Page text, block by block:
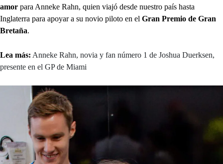
amor para Anneke Rahn, quien viajó desde nuestro país hasta
Inglaterra para apoyar a su novio piloto en el Gran Premio de Gran
Bretaña.
Lea más: Anneke Rahn, novia y fan número 1 de Joshua Duerksen,
presente en el GP de Miami